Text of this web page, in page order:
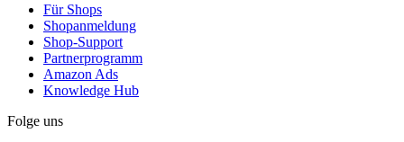
Für Shops
Shopanmeldung
Shop-Support
Partnerprogramm
Amazon Ads
Knowledge Hub
Folge uns